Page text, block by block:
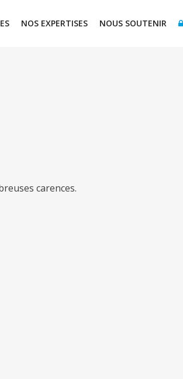
NOS EXPERTISES NOUS SOUTENIR
carences.